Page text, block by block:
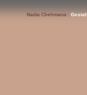
Nadia Chehmana :